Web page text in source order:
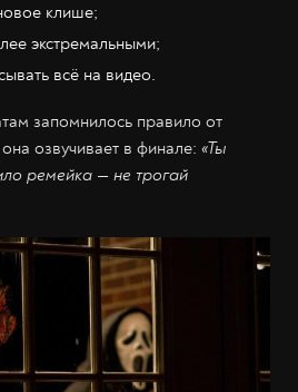
клише;
экстремальными;
всё на видео.
запомнилось правило от
озвучивает в финале: «Ты
ремейка — не трогай